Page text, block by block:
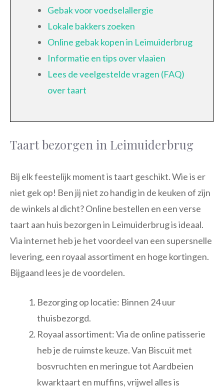
Gebak voor voedselallergie
Lokale bakkers zoeken
Online gebak kopen in Leimuiderbrug
Informatie en tips over vlaaien
Lees de veelgestelde vragen (FAQ)
over taart
Taart bezorgen in Leimuiderbrug
Bij elk feestelijk moment is taart geschikt. Wie is er
niet gek op! Ben jij niet zo handig in de keuken of zijn
de winkels al dicht? Online bestellen en een verse
taart aan huis bezorgen in Leimuiderbrug is ideaal.
Via internet heb je het voordeel van een supersnelle
levering, een royaal assortiment en hoge kortingen.
Bijgaand lees je de voordelen.
Bezorging op locatie: Binnen 24 uur
thuisbezorgd.
Royaal assortiment: Via de online patisserie
heb je de ruimste keuze. Van Biscuit met
bosvruchten en meringue tot Aardbeien
kwarktaart en muffins, vrijwel alles is